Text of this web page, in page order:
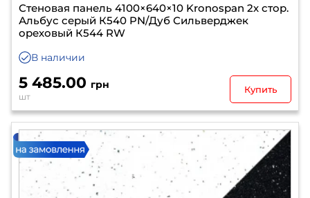
Стеновая панель 4100×640×10 Kronospan 2х стор.
Альбус серый К540 PN/Дуб Сильверджек
ореховый К544 RW
В наличии
5 485.00 грн
шт
Купить